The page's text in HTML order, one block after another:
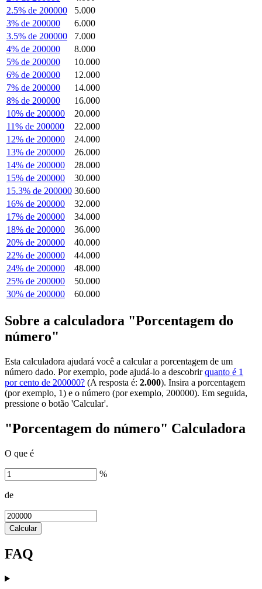
2.5% de 200000
5.000
3% de 200000
6.000
3.5% de 200000
7.000
4% de 200000
8.000
5% de 200000
10.000
6% de 200000
12.000
7% de 200000
14.000
8% de 200000
16.000
10% de 200000
20.000
11% de 200000
22.000
12% de 200000
24.000
13% de 200000
26.000
14% de 200000
28.000
15% de 200000
30.000
15.3% de 200000 30.600
16% de 200000
32.000
17% de 200000
34.000
18% de 200000
36.000
20% de 200000
40.000
22% de 200000
44.000
24% de 200000
48.000
25% de 200000
50.000
30% de 200000
60.000
Sobre a calculadora "Porcentagem do
número"
Esta calculadora ajudará você a calcular a porcentagem de um
número dado. Por exemplo, pode ajudá-lo a descobrirquanto é 1
por cento de 200000? (A resposta é: 2.000). Insira a porcentagem
(por exemplo, 1) e o número (por exemplo, 200000). Em seguida,
pressione o botão 'Calcular'.
"Porcentagem do número" Calculadora
O que é
%
de
Calcular
FAQ